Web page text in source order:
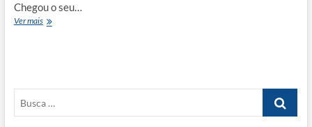
Chegou o seu…
Ver maisCoordenador
Busca